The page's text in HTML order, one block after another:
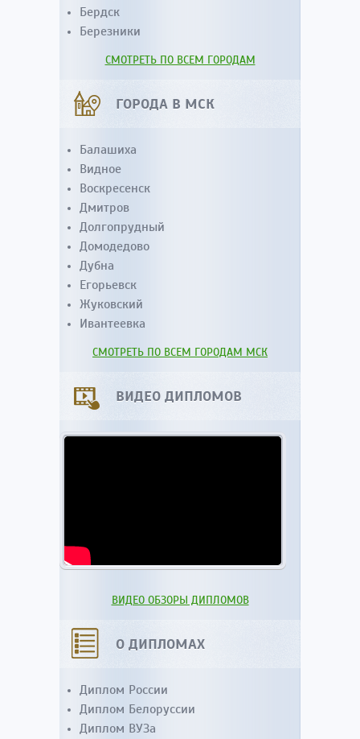
Бердск
Березники
СМОТРЕТЬ ПО ВСЕМ ГОРОДАМ
ГОРОДА В МСК
Балашиха
Видное
Воскресенск
Дмитров
Долгопрудный
Домодедово
Дубна
Егорьевск
Жуковский
Ивантеевка
СМОТРЕТЬ ПО ВСЕМ ГОРОДАМ МСК
ВИДЕО ДИПЛОМОВ
ВИДЕО ОБЗОРЫ ДИПЛОМОВ
О ДИПЛОМАХ
Диплом России
Диплом Белоруссии
Диплом ВУЗа